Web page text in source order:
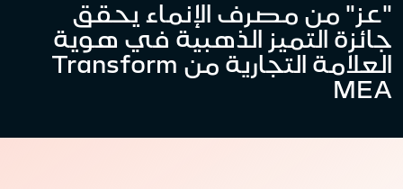
"عز" من مصرف الإنماء يحقق
جائزة التميز الذهبية في هوية
العلامة التجارية من Transform
MEA